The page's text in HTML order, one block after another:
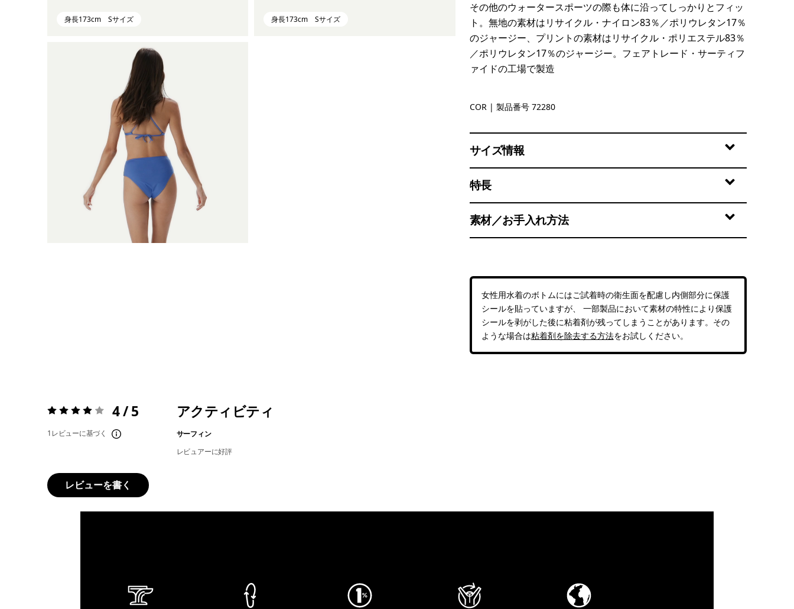
身長173cm Sサイズ 身長173cm Sサイズ
その他のウォータースポーツの際も体に沿ってしっかりとフィッ
ト。無地の素材はリサイクル・ナイロン83％／ポリウレタン17％
のジャージー、プリントの素材はリサイクル・ポリエステル83％
／ポリウレタン17％のジャージー。フェアトレード・サーティフ
ァイドの工場で製造
Coral
COR | 製品番号 72280
サイズ情報
特長
素材／お手入れ方法
女性用水着のボトムにはご試着時の衛生面を配慮し内側部分に保護
シールを貼っていますが、 一部製品において素材の特性により保護
シールを剥がした後に粘着剤が残ってしまうことがあります。その
ような場合は粘着剤を除去する方法をお試しください。
評価:4 / 5 4 / 5
1レビューに基づく
アクティビティ
サーフィン
レビュアーに好評
レビューを書く